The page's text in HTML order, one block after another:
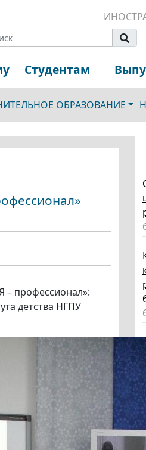
Студентам
ОБРАЗОВАНИЕ
– профессионал»:
детства НГПУ